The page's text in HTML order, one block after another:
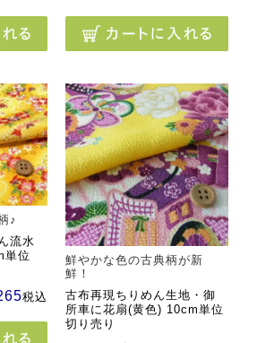
♪
流水
単位
税込
鮮やかな色の古典柄が新
鮮！
古布再現ちりめん生地・御
所車に花扇(黄色) 10cm単位
切り売り